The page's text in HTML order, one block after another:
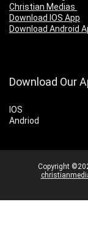
Christian Medias
Download IOS App
Download Android
Download Our
IOS
Andriod
Copyright